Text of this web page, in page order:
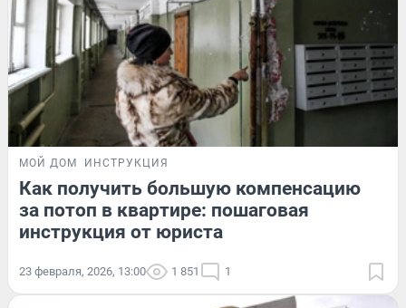
МОЙ ДОМ ИНСТРУКЦИЯ
Как получить большую компенсацию
за потоп в квартире: пошаговая
инструкция от юриста
23 февраля, 2026, 13:00 1 851 1